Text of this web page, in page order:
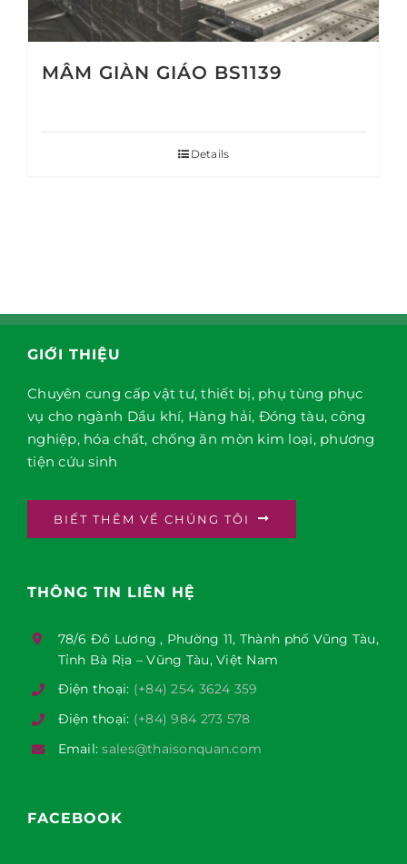
MÂM GIÀN GIÁO BS1139
Details
GIỚI THIỆU
Chuyên cung cấp vật tư, thiết bị, phụ tùng phục
vụ cho ngành Dầu khí, Hàng hải, Đóng tàu, công
nghiệp, hóa chất, chống ăn mòn kim loại, phương
tiện cứu sinh
BIẾT THÊM VỀ CHÚNG TÔI
THÔNG TIN LIÊN HỆ
78/6 Đô Lương , Phường 11, Thành phố Vũng Tàu,
Tỉnh Bà Rịa – Vũng Tàu, Việt Nam
Điện thoại: (+84) 254 3624 359
Điện thoại: (+84) 984 273 578
Email:sales@thaisonquan.com
FACEBOOK